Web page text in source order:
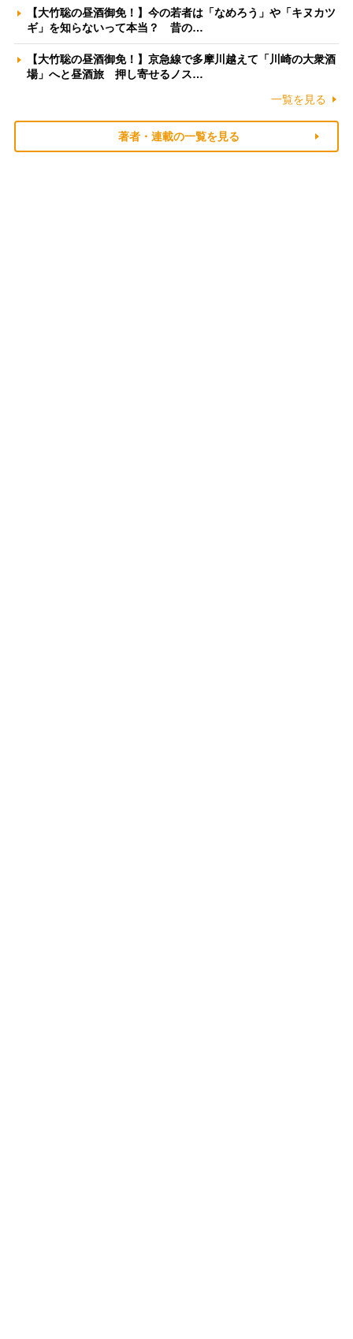
【大竹聡の昼酒御免！】今の若者は「なめろう」や「キヌカツ
ギ」を知らないって本当？ 昔の…
【大竹聡の昼酒御免！】京急線で多摩川越えて「川崎の大衆酒
場」へと昼酒旅 押し寄せるノス…
一覧を見る
著者・連載の一覧を見る